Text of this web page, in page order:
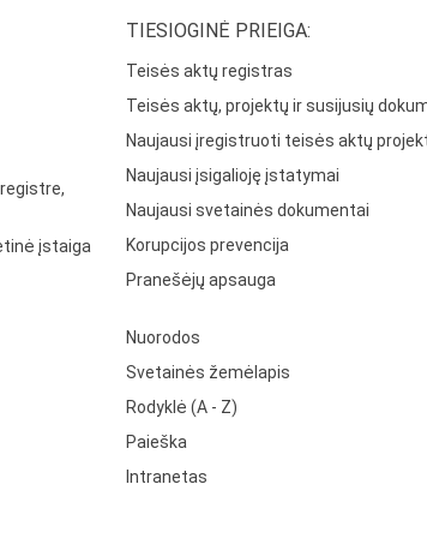
įstaiga
TIESIOGINĖ PRIEIGA:
Teisės aktų registras
Teisės aktų, projektų ir susijusių
Naujausi įregistruoti teisės aktų
Naujausi įsigalioję įstatymai
Naujausi svetainės dokumentai
Korupcijos prevencija
Pranešėjų apsauga
Nuorodos
Svetainės žemėlapis
Rodyklė (A - Z)
Paieška
Intranetas